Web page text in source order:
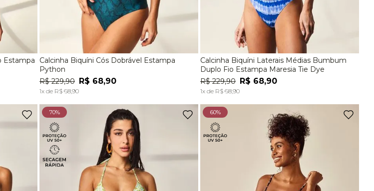
Estampa
P
ADICIONAR À SACOLA
Calcinha Biquíni Cós Dobrável Estampa
Python
R$ 229,90 R$ 68,90
1x de R$ 68,90
P M
ADICIONAR À SACOLA
Calcinha Biquíni Laterais Médias Bumbum
Duplo Fio Estampa Maresia Tie Dye
R$ 229,90 R$ 68,90
1x de R$ 68,90
70% 60%